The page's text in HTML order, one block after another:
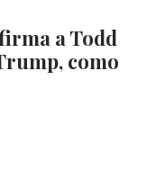
a Todd
como